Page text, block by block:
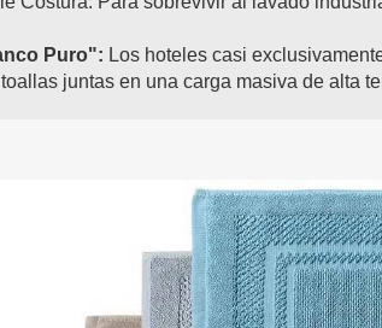
Puro": Los hoteles casi
juntas en una carga masiva de alta